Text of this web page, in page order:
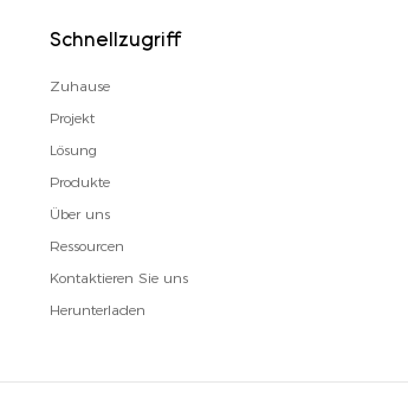
Schnellzugriff
Zuhause
Projekt
Lösung
Produkte
Über uns
Ressourcen
Kontaktieren Sie uns
Herunterladen